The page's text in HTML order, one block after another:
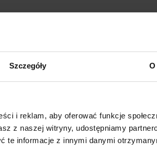
Szczegóły
i reklam, aby oferować funkcje
z naszej witryny, udostępniamy
te informacje z innymi danymi
DOT.
GEDORE: